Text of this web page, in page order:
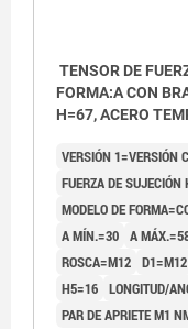
TENSOR DE
FORMA:A CON
H=67, ACERO
VERSIÓN 1=VERSIÓN
FUERZA DE
MODELO DE
A MÍN.=30 A
ROSCA=M12 D1=M12
H5=16 LONGITUD/
PAR DE APRIETE M1